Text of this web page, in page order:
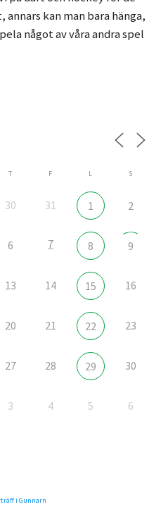
kan man bara hänga,
något av våra andra spel
T F L S
30 31 1 2
6 7 8 9
13 14 15 16
20 21 22 23
27 28 29 30
3 4 5 6
i Gunnarn